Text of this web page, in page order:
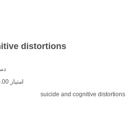
distortions
امتیاز 5.00 (1 رای)
suicide and cognitive distortions